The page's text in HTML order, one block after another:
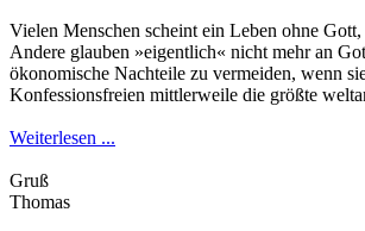
Vielen Menschen scheint ein Leben ohne
Andere glauben »eigentlich« nicht mehr an
ökonomische Nachteile zu vermeiden, wenn
Konfessionsfreien mittlerweile die größte
Weiterlesen ...
Gruß
Thomas